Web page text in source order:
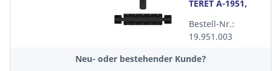
TERET A-1951,
Bestell-Nr.:
19.951.003
Neu- oder bestehender Kunde?